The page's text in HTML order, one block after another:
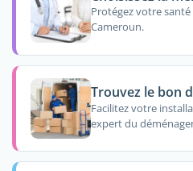
Protégez votre
Cameroun.
Trouvez le bon
Facilitez votre
expert du